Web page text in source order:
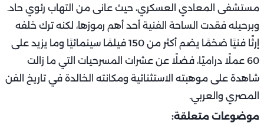
مستشفى المعادي العسكري، حيث عانى من التهاب رئوي حاد.
وبرحيله فقدت الساحة الفنية أحد أهم رموزها، لكنه ترك خلفه
إرثًا فنيًا ضخمًا يضم أكثر من 150 فيلمًا سينمائيًا وما يزيد على
60 عملًا دراميًا، فضلًا عن عشرات المسرحيات التي ما زالت
شاهدة على موهبته الاستثنائية ومكانته الخالدة في تاريخ الفن
المصري والعربي.
موضوعات متعلقة: